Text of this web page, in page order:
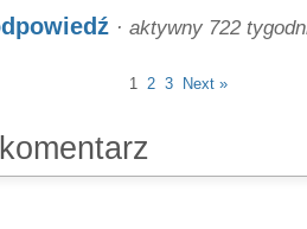
· aktywny 722
1 2 3 Next »